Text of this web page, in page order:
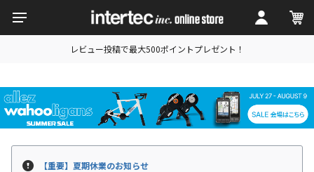
レビュー投稿で最大500ポイントプレゼント！
【重要】夏期休業のお知らせ